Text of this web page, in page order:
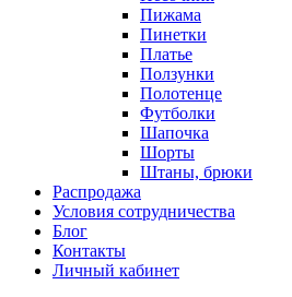
Пижама
Пинетки
Платье
Ползунки
Полотенце
Футболки
Шапочка
Шорты
Штаны, брюки
Распродажа
Условия сотрудничества
Блог
Контакты
Личный кабинет